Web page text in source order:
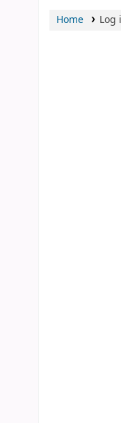
Home Log